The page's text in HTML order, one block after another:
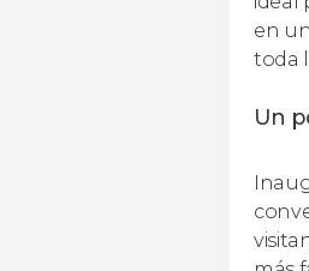
en
toda
Un